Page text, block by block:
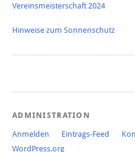
Vereinsmeisterschaft 2024
Hinweise zum Sonnenschutz
ADMINISTRATION
Anmelden Eintrags-Feed
WordPress.org